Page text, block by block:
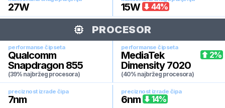
27W 15W 44%
PROCESOR
performanse čipseta
Qualcomm
Snapdragon 855
(39% najbržeg procesora)
performanse čipseta
MediaTek
Dimensity 7020
(40% najbržeg procesora)
2%
preciznost izrade čipa
7nm
preciznost izrade čipa
6nm 14%